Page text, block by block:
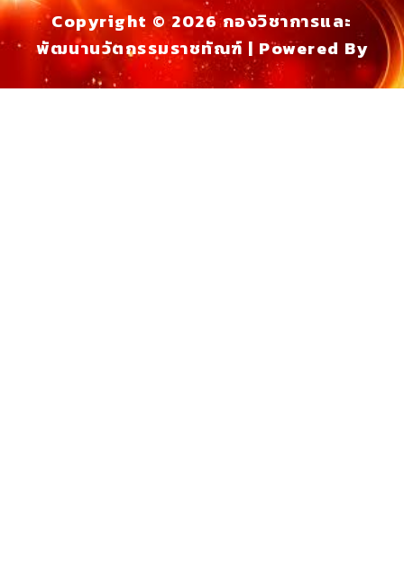
Copyright © 2026 กองวิชาการและ
พัฒนานวัตกรรมราชทัณฑ์ | Powered By